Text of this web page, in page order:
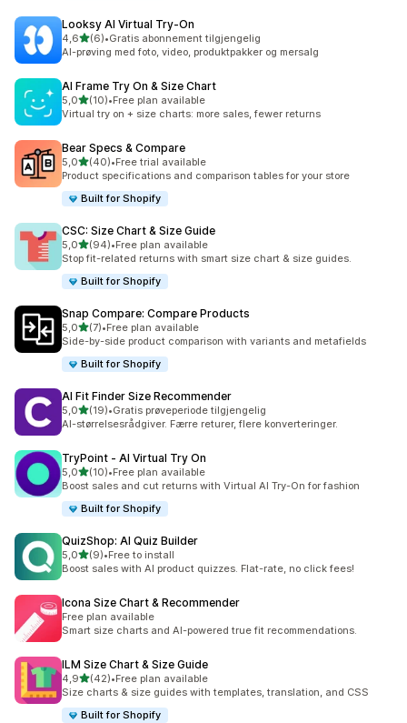
Looksy AI Virtual Try‑On
4,6av 5 stjerner
(6)
Totalt 6 omtaler
•Gratis abonnement tilgjengelig
AI-prøving med foto, video, produktpakker og mersalg
AI Frame Try On & Size Chart
5,0av 5 stjerner
(10)
Totalt 10 omtaler
•Free plan available
Virtual try on + size charts: more sales, fewer returns
Bear Specs & Compare
5,0av 5 stjerner
(40)
Totalt 40 omtaler
•Free trial available
Product specifications and comparison tables for your store
Built for Shopify
CSC: Size Chart & Size Guide
5,0av 5 stjerner
(94)
Totalt 94 omtaler
•Free plan available
Stop fit-related returns with smart size chart & size guides.
Built for Shopify
Snap Compare: Compare Products
5,0av 5 stjerner
(7)
Totalt 7 omtaler
•Free plan available
Side-by-side product comparison with variants and metafields
Built for Shopify
AI Fit Finder Size Recommender
5,0av 5 stjerner
(19)
Totalt 19 omtaler
•Gratis prøveperiode tilgjengelig
AI-størrelsesrådgiver. Færre returer, flere konverteringer.
TryPoint ‑ AI Virtual Try On
5,0av 5 stjerner
(10)
Totalt 10 omtaler
•Free plan available
Boost sales and cut returns with Virtual AI Try-On for fashion
Built for Shopify
QuizShop: AI Quiz Builder
5,0av 5 stjerner
(9)
Totalt 9 omtaler
•Free to install
Boost sales with AI product quizzes. Flat-rate, no click fees!
Icona Size Chart & Recommender
Free plan available
Smart size charts and AI-powered true fit recommendations.
ILM Size Chart & Size Guide
4,9av 5 stjerner
(42)
Totalt 42 omtaler
•Free plan available
Size charts & size guides with templates, translation, and CSS
Built for Shopify